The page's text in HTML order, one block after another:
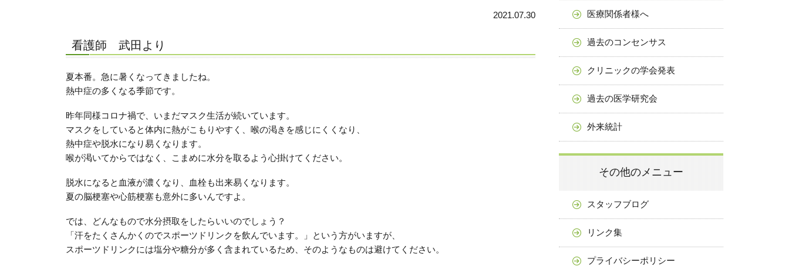
2021.07.30
看護師 武田より
夏本番。急に暑くなってきましたね。
熱中症の多くなる季節です。
昨年同様コロナ禍で、いまだマスク生活が続いています。
マスクをしていると体内に熱がこもりやすく、喉の渇きを感じにくくなり、
熱中症や脱水になり易くなります。
喉が渇いてからではなく、こまめに水分を取るよう心掛けてください。
脱水になると血液が濃くなり、血栓も出来易くなります。
夏の脳梗塞や心筋梗塞も意外に多いんですよ。
では、どんなもので水分摂取をしたらいいのでしょう？
「汗をたくさんかくのでスポーツドリンクを飲んでいます。」という方がいますが、
スポーツドリンクには塩分や糖分が多く含まれているため、そのようなものは避けてください。
医療関係者様へ
過去のコンセンサス
クリニックの学会発表
過去の医学研究会
外来統計
その他のメニュー
スタッフブログ
リンク集
プライバシーポリシー